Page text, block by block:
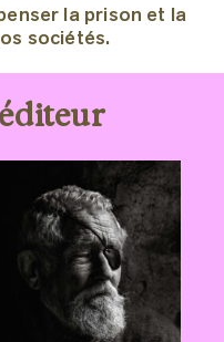
la prison et la
sociétés.